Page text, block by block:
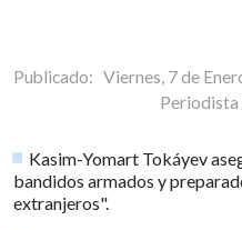
Publicado: Viernes, 7 de
Kasim-Yomart Tokáyev
bandidos armados y
extranjeros".